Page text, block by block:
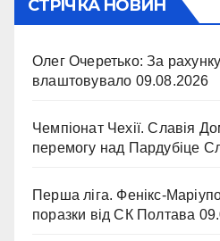
СТРІЧКА НОВИН
Олег Очеретько: За
влаштовувало 09.08.2026
Чемпіонат Чехії. Славія
перемогу над Пардубіце
Перша ліга. Фенікс-
поразки від СК Полтава